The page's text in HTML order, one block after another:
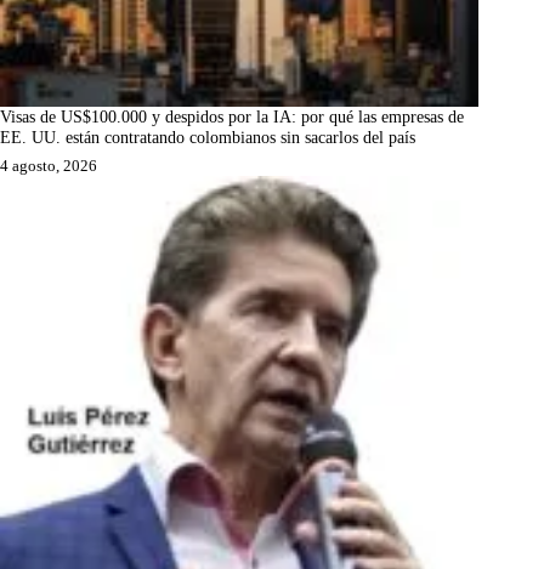
Visas de US$100.000 y despidos por la IA: por qué las empresas de
EE. UU. están contratando colombianos sin sacarlos del país
4 agosto, 2026